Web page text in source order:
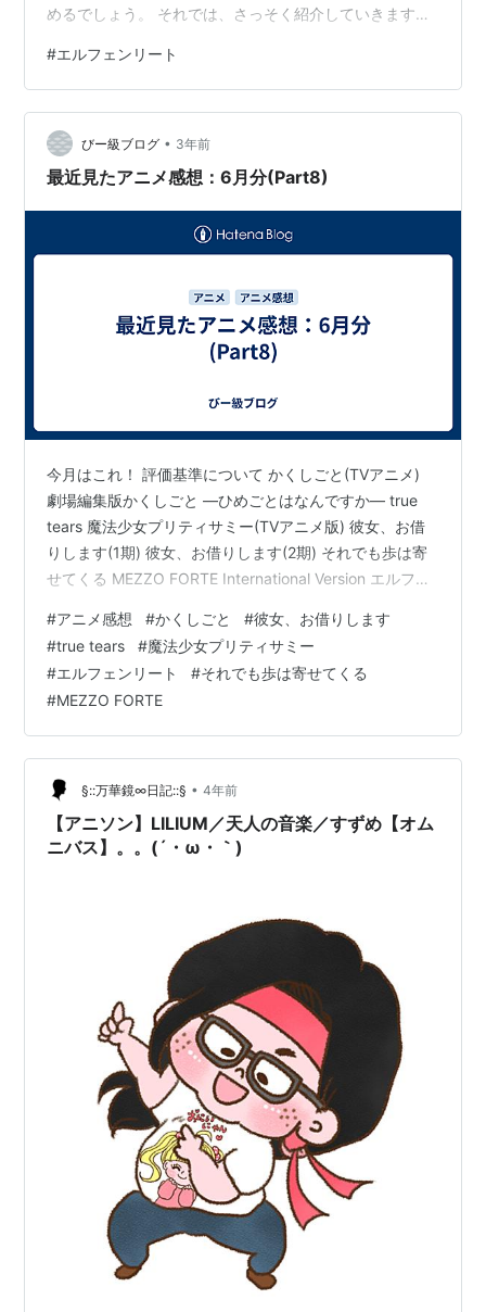
めるでしょう。 それでは、さっそく紹介していきます。
記を手に入れた主人公が死のゲームに巻き込まれるサス
ペンス・ダークファンタジーアニメです。 主人公がサバ
イバルと心理戦を繰り広げる姿が描かれます。 作中で
は、意外な展開と心の葛藤が織り成す物語が魅力です。
エルフェンリートみたいなアニメ『東京喰種』 人食いの
#エルフェンリート
びー級ブログ • 3年前
最近見たアニメ感想：6月分(Part8)
今月はこれ！ 評価基準について かくしごと(TVアニメ)
劇場編集版かくしごと ―ひめごとはなんですか― true
tears 魔法少女プリティサミー(TVアニメ版) 彼女、お借
りします(1期) 彼女、お借りします(2期) それでも歩は寄
せてくる MEZZO FORTE International Version エルフェ
後にオススメ度を書いていましたが、直感で書いている
ため点数と星の数が合わないことがありましたので、以
下のように統一します。でも結局こういうのって直感で
決めちゃうよね。また、今月からは各作品のジャンルを
記入します。細かく定め…
#アニメ感想 #かくしごと #彼女、お借りします
#true tears #魔法少女プリティサミー
#エルフェンリート #それでも歩は寄せてくる
#MEZZO FORTE
§::万華鏡∞日記::§ • 4年前
【アニソン】LILIUM／天人の音楽／すずめ【オム
ニバス】。。(´・ω・｀)